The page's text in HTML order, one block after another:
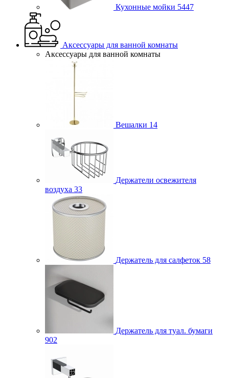
Кухонные мойки 5447
Аксессуары для ванной комнаты
Аксессуары для ванной комнаты
Вешалки 14
Держатели освежителя
воздуха 33
Держатель для салфеток 58
Держатель для туал. бумаги
902